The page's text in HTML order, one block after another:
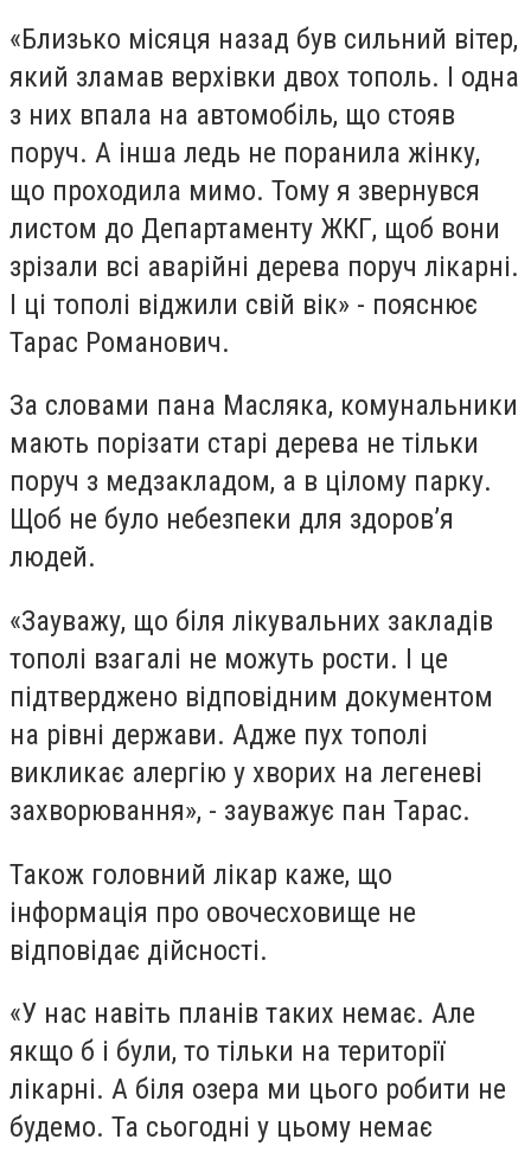
«Близько місяця назад був сильний вітер,
який зламав верхівки двох тополь. І одна
з них впала на автомобіль, що стояв
поруч. А інша ледь не поранила жінку,
що проходила мимо. Тому я звернувся
листом до Департаменту ЖКГ, щоб вони
зрізали всі аварійні дерева поруч лікарні.
І ці тополі віджили свій вік» - пояснює
Тарас Романович.
За словами пана Масляка, комунальники
мають порізати старі дерева не тільки
поруч з медзакладом, а в цілому парку.
Щоб не було небезпеки для здоров’я
людей.
«Зауважу, що біля лікувальних закладів
тополі взагалі не можуть рости. І це
підтверджено відповідним документом
на рівні держави. Адже пух тополі
викликає алергію у хворих на легеневі
захворювання», - зауважує пан Тарас.
Також головний лікар каже, що
інформація про овочесховище не
відповідає дійсності.
«У нас навіть планів таких немає. Але
якщо б і були, то тільки на території
лікарні. А біля озера ми цього робити не
будемо. Та сьогодні у цьому немає